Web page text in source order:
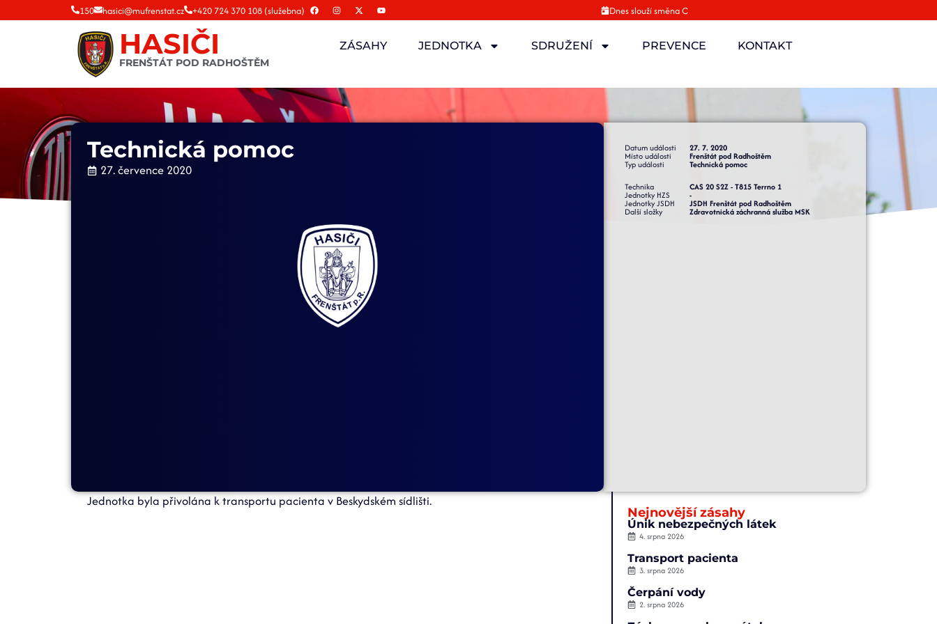
150 hasici@mufrenstat.cz +420 724 370 108 (služebna) Dnes slouží směna C
HASIČI
FRENŠTÁT POD RADHOŠTĚM
ZÁSAHY JEDNOTKA SDRUŽENÍ PREVENCE KONTAKT
Technická pomoc
27. července 2020
Datum události 27. 7. 2020
Místo události Frenštát pod Radhoštěm
Typ události
Technická pomoc
Technika
CAS 20 S2Z - T815 Terrno 1
Jednotky HZS -
Jednotky JSDH JSDH Frenštát pod Radhoštěm
Další složky Zdravotnická záchranná služba MSK
Jednotka byla přivolána k transportu pacienta v Beskydském sídlišti.
Nejnovější zásahy
Únik nebezpečných látek
4. srpna 2026
Transport pacienta
3. srpna 2026
Čerpání vody
2. srpna 2026